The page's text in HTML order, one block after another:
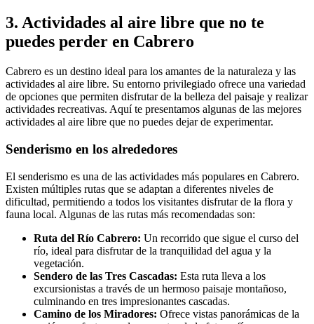
3. Actividades al aire libre que no te
puedes perder en Cabrero
Cabrero es un destino ideal para los amantes de la naturaleza y las
actividades al aire libre. Su entorno privilegiado ofrece una variedad
de opciones que permiten disfrutar de la belleza del paisaje y realizar
actividades recreativas. Aquí te presentamos algunas de las mejores
actividades al aire libre que no puedes dejar de experimentar.
Senderismo en los alrededores
El senderismo es una de las actividades más populares en Cabrero.
Existen múltiples rutas que se adaptan a diferentes niveles de
dificultad, permitiendo a todos los visitantes disfrutar de la flora y
fauna local. Algunas de las rutas más recomendadas son:
Ruta del Río Cabrero: Un recorrido que sigue el curso del
río, ideal para disfrutar de la tranquilidad del agua y la
vegetación.
Sendero de las Tres Cascadas: Esta ruta lleva a los
excursionistas a través de un hermoso paisaje montañoso,
culminando en tres impresionantes cascadas.
Camino de los Miradores: Ofrece vistas panorámicas de la